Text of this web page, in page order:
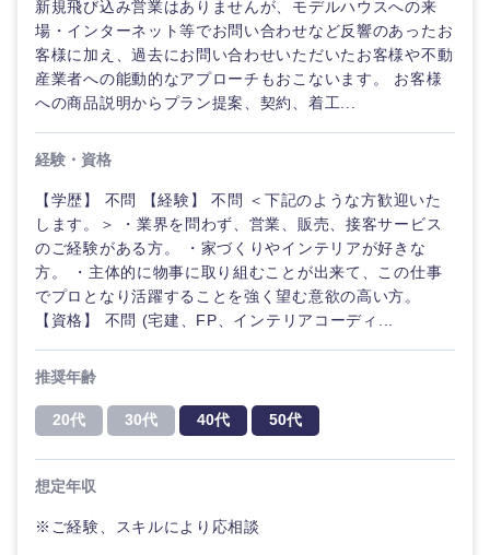
新規飛び込み営業はありませんが、モデルハウスへの来
場・インターネット等でお問い合わせなど反響のあったお
客様に加え、過去にお問い合わせいただいたお客様や不動
産業者への能動的なアプローチもおこないます。 お客様
への商品説明からプラン提案、契約、着工...
経験・資格
【学歴】 不問 【経験】 不問 ＜下記のような方歓迎いた
します。＞ ・業界を問わず、営業、販売、接客サービス
のご経験がある方。 ・家づくりやインテリアが好きな
方。 ・主体的に物事に取り組むことが出来て、この仕事
でプロとなり活躍することを強く望む意欲の高い方。
【資格】 不問 (宅建、FP、インテリアコーディ...
推奨年齢
20代 30代 40代 50代
想定年収
※ご経験、スキルにより応相談